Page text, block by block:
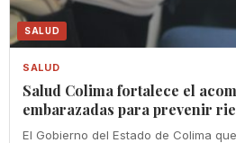
SALUD
SALUD
Salud Colima fortalece el
embarazadas para prevenir
El Gobierno del Estado de Colima